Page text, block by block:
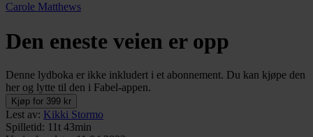
Carole Matthews
Den eneste veien er opp
Denne lydboka er ikke inkludert i et abonnement. Du kan kjøpe den
her og lytte til den i Fabel-appen.
Kjøp for 399 kr
Lest av: Kikki Stormo
Spilletid: 11t 43min